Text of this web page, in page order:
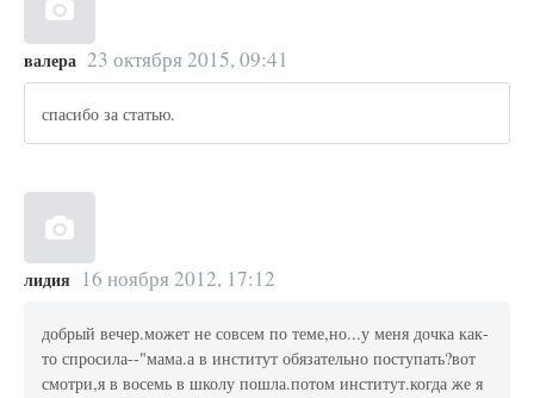
валера 23 октября 2015, 09:41
спасибо за статью.
лидия 16 ноября 2012, 17:12
добрый вечер.может не совсем по теме,но...у меня дочка как-
то спросила--"мама.а в институт обязательно поступать?вот
смотри,я в восемь в школу пошла.потом институт.когда же я